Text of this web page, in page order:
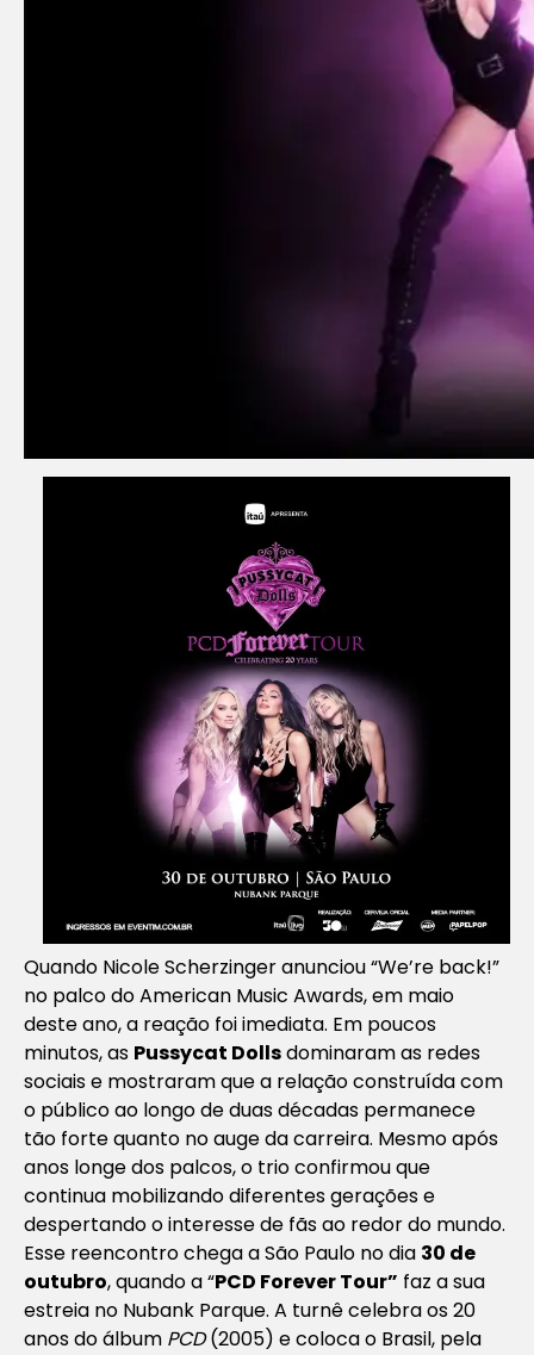
Quando Nicole Scherzinger anunciou “We’re back!”
no palco do American Music Awards, em maio
deste ano, a reação foi imediata. Em poucos
minutos, as Pussycat Dollsdominaram as redes
sociais e mostraram que a relação construída com
o público ao longo de duas décadas permanece
tão forte quanto no auge da carreira. Mesmo após
anos longe dos palcos, o trio confirmou que
continua mobilizando diferentes gerações e
despertando o interesse de fãs ao redor do mundo.
Esse reencontro chega a São Paulo no dia 30 de
outubro, quando a “PCD Forever Tour” faz a sua
estreia no Nubank Parque. A turnê celebra os 20
anos do álbum PCD(2005) e coloca o Brasil, pela